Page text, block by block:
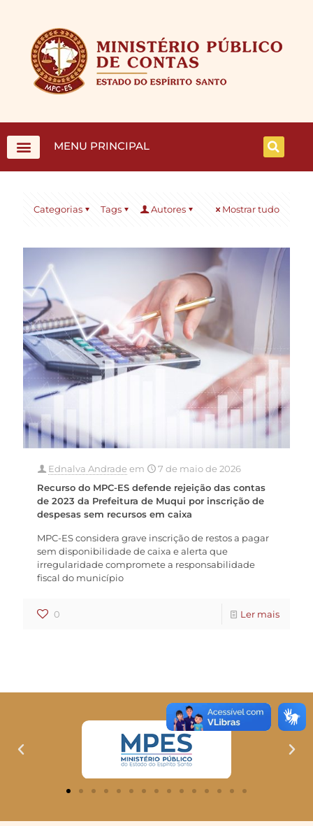
MENU PRINCIPAL
Categorias Tags Autores Mostrar tudo
Ednalva Andrade em
7 de maio de 2026
Recurso do MPC-ES defende rejeição das contas
de 2023 da Prefeitura de Muqui por inscrição de
despesas sem recursos em caixa
MPC-ES considera grave inscrição de restos a pagar
sem disponibilidade de caixa e alerta que
irregularidade compromete a responsabilidade
fiscal do município
0 Ler mais